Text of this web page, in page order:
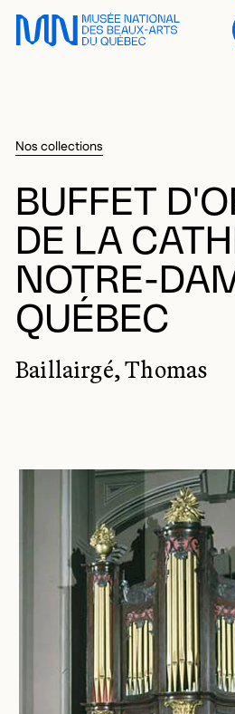
Sauter au menu principal
Sauter au contenu principal
Sauter au pied de page
Nos collections
BUFFET
DE LA
NOTRE-
QUÉBEC
Baillairgé, Thomas